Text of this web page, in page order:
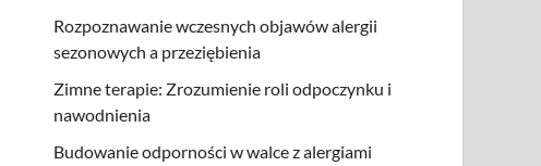
Rozpoznawanie wczesnych objawów alergii
sezonowych a przeziębienia
Zimne terapie: Zrozumienie roli odpoczynku i
nawodnienia
Budowanie odporności w walce z alergiami